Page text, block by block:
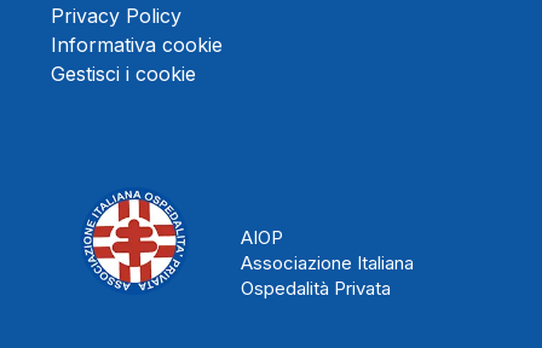
Privacy Policy
Informativa cookie
Gestisci i cookie
AIOP
Associazione Italiana
Ospedalità Privata